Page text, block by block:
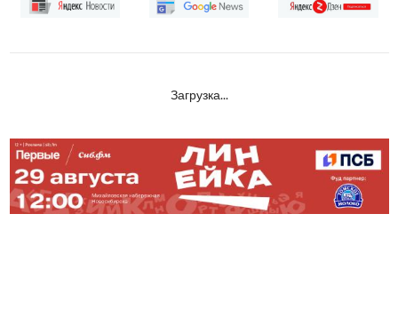
Загрузка...